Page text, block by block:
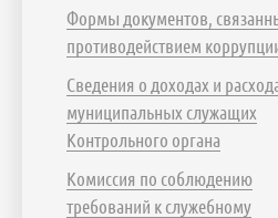
Формы документов,
противодействием
Сведения о доходах и
муниципальных служащих
Контрольного органа
Комиссия по соблюдению
требований к служебному